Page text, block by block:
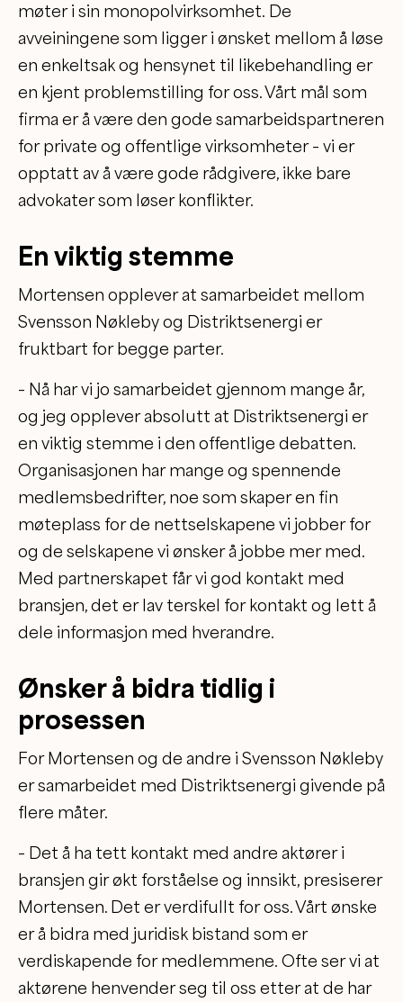
møter i sin monopolvirksomhet. De
avveiningene som ligger i ønsket mellom å løse
en enkeltsak og hensynet til likebehandling er
en kjent problemstilling for oss. Vårt mål som
firma er å være den gode samarbeidspartneren
for private og offentlige virksomheter – vi er
opptatt av å være gode rådgivere, ikke bare
advokater som løser konflikter.
En viktig stemme
Mortensen opplever at samarbeidet mellom
Svensson Nøkleby og Distriktsenergi er
fruktbart for begge parter.
– Nå har vi jo samarbeidet gjennom mange år,
og jeg opplever absolutt at Distriktsenergi er
en viktig stemme i den offentlige debatten.
Organisasjonen har mange og spennende
medlemsbedrifter, noe som skaper en fin
møteplass for de nettselskapene vi jobber for
og de selskapene vi ønsker å jobbe mer med.
Med partnerskapet får vi god kontakt med
bransjen, det er lav terskel for kontakt og lett å
dele informasjon med hverandre.
Ønsker å bidra tidlig i
prosessen
For Mortensen og de andre i Svensson Nøkleby
er samarbeidet med Distriktsenergi givende på
flere måter.
– Det å ha tett kontakt med andre aktører i
bransjen gir økt forståelse og innsikt, presiserer
Mortensen. Det er verdifullt for oss. Vårt ønske
er å bidra med juridisk bistand som er
verdiskapende for medlemmene. Ofte ser vi at
aktørene henvender seg til oss etter at de har